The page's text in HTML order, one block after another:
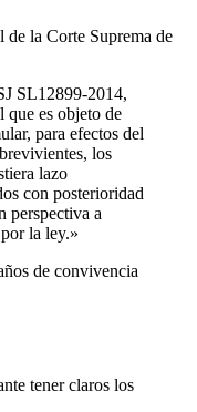
de la Corte Suprema de
SL12899-2014,
que es objeto de
para efectos del
los
lazo
con posterioridad
perspectiva a
la ley.»
de convivencia
tener claros los